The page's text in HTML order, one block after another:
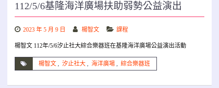
112/5/6基隆海洋廣場扶助弱勢公益演出
2023 年 5 月 9 日 楊智文 課程
楊智文 112年/5/6汐止社大綜合樂器班在基隆海洋廣場公益演出活動
楊智文 , 汐止社大 , 海洋廣場 , 綜合樂器班